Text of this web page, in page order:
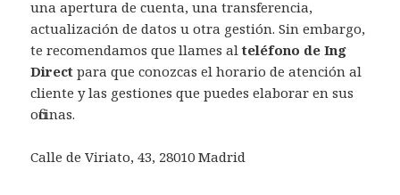
una apertura de cuenta, una transferencia,
actualización de datos u otra gestión. Sin embargo,
te recomendamos que llames al teléfono de Ing
Directpara que conozcas el horario de atención al
cliente y las gestiones que puedes elaborar en sus
oficinas.
Calle de Viriato, 43, 28010 Madrid